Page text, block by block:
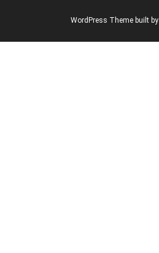
WordPress Theme built by